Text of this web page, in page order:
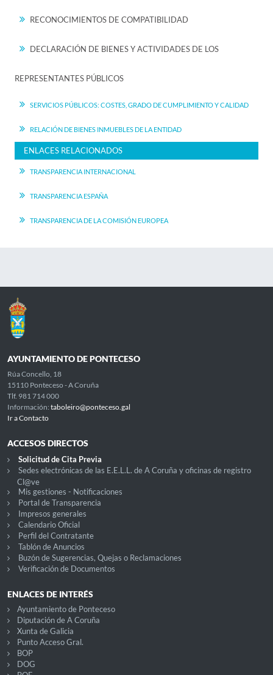
RECONOCIMIENTOS DE COMPATIBILIDAD
DECLARACIÓN DE BIENES Y ACTIVIDADES DE LOS
REPRESENTANTES PÚBLICOS
SERVICIOS PÚBLICOS: COSTES, GRADO DE CUMPLIMIENTO Y CALIDAD
RELACIÓN DE BIENES INMUEBLES DE LA ENTIDAD
ENLACES RELACIONADOS
TRANSPARENCIA INTERNACIONAL
TRANSPARENCIA ESPAÑA
TRANSPARENCIA DE LA COMISIÓN EUROPEA
AYUNTAMIENTO DE PONTECESO
Rúa Concello, 18
15110 Ponteceso - A Coruña
Tlf. 981 714 000
Información: taboleiro@ponteceso.gal
Ir a Contacto
ACCESOS DIRECTOS
Solicitud de Cita Previa
Sedes electrónicas de las E.E.L.L. de A Coruña y oficinas de registro
Cl@ve
Mis gestiones - Notificaciones
Portal de Transparencia
Impresos generales
Calendario Oficial
Perfil del Contratante
Tablón de Anuncios
Buzón de Sugerencias, Quejas o Reclamaciones
Verificación de Documentos
ENLACES DE INTERÉS
Ayuntamiento de Ponteceso
Diputación de A Coruña
Xunta de Galicia
Punto Acceso Gral.
BOP
DOG